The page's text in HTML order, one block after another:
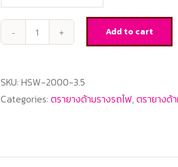
HSW-
ตรายาง
ด้าม
quantity
Add to cart
SKU: HSW-2000-3.5
Categories: ตรายางด้ามรางรถไฟ,ตรายางด้